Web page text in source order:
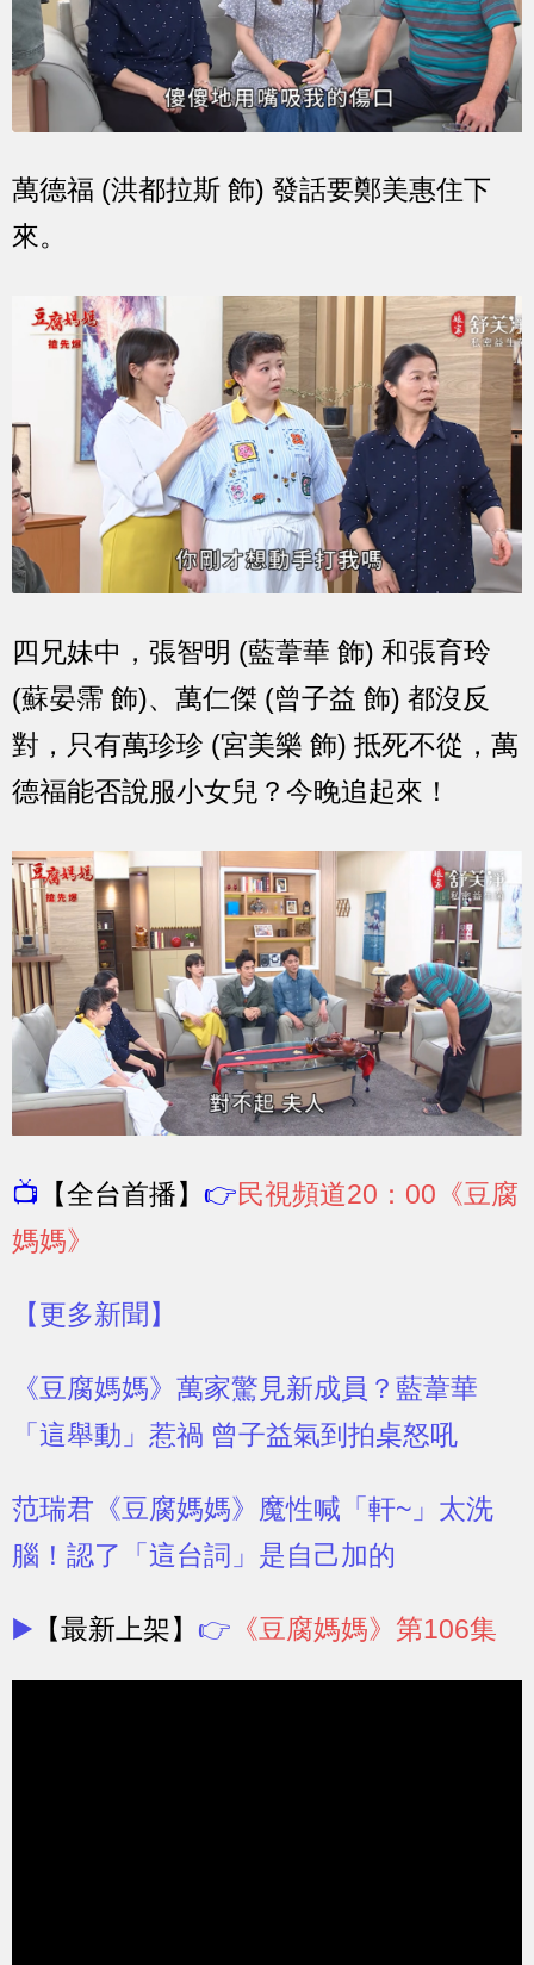
萬德福 (洪都拉斯 飾) 發話要鄭美惠住下
來。
四兄妹中，張智明 (藍葦華 飾) 和張育玲
(蘇晏霈 飾)、萬仁傑 (曾子益 飾) 都沒反
對，只有萬珍珍 (宮美樂 飾) 抵死不從，萬
德福能否說服小女兒？今晚追起來！
📺 【全台首播】 👉民視頻道20：00《豆腐
媽媽》
【更多新聞】
《豆腐媽媽》萬家驚見新成員？藍葦華
「這舉動」惹禍 曾子益氣到拍桌怒吼
范瑞君《豆腐媽媽》魔性喊「軒~」太洗
腦！認了「這台詞」是自己加的
▶️ 【最新上架】 👉 《豆腐媽媽》第106集